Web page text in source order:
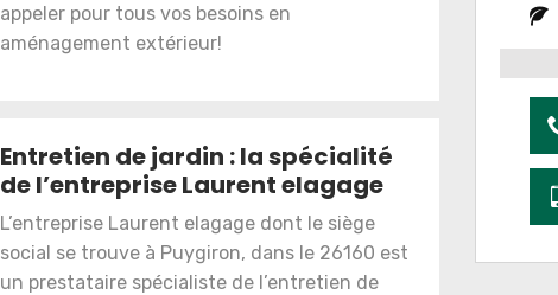
appeler pour tous vos besoins en
aménagement extérieur!
Entretien de jardin : la spécialité
de l’entreprise Laurent elagage
L’entreprise Laurent elagage dont le siège
social se trouve à Puygiron, dans le 26160 est
un prestataire spécialiste de l’entretien de